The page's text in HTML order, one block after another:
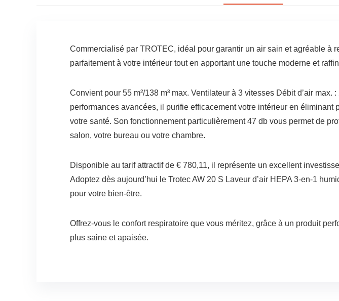
Commercialisé par TROTEC, idéal pour garantir un air sain et agréable à
parfaitement à votre intérieur tout en apportant une touche moderne et
Convient pour 55 m²/138 m³ max. Ventilateur à 3 vitesses Débit d’air
performances avancées, il purifie efficacement votre intérieur en
votre santé. Son fonctionnement particulièrement 47 db vous permet de
salon, votre bureau ou votre chambre.
Disponible au tarif attractif de € 780,11, il représente un excellent
Adoptez dès aujourd’hui le Trotec AW 20 S Laveur d’air HEPA 3-en-1
pour votre bien-être.
Offrez-vous le confort respiratoire que vous méritez, grâce à un produit
plus saine et apaisée.